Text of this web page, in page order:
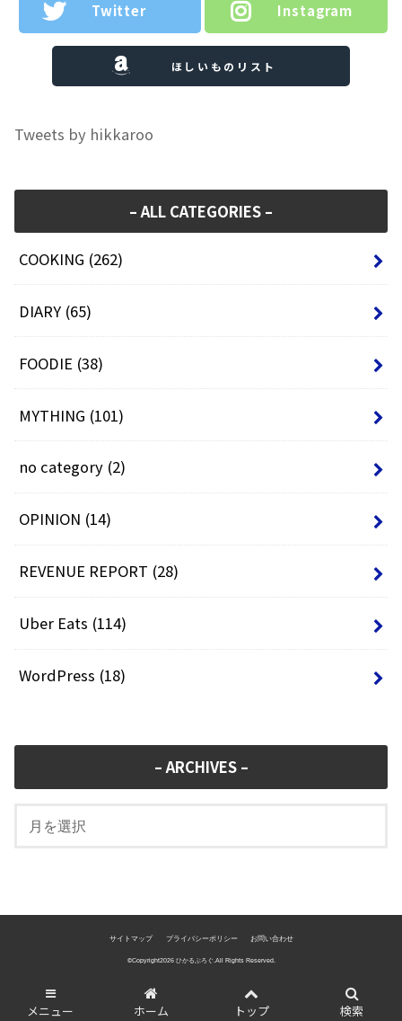
Twitter Instagram
ほしいものリスト
Tweets by hikkaroo
– ALL CATEGORIES –
COOKING (262)
DIARY (65)
FOODIE (38)
MYTHING (101)
no category (2)
OPINION (14)
REVENUE REPORT (28)
Uber Eats (114)
WordPress (18)
– ARCHIVES –
サイトマップ プライバシーポリシー お問い合わせ
©Copyright2026 ひかるぶろぐ.All Rights Reserved.
メニュー ホーム トップ 検索